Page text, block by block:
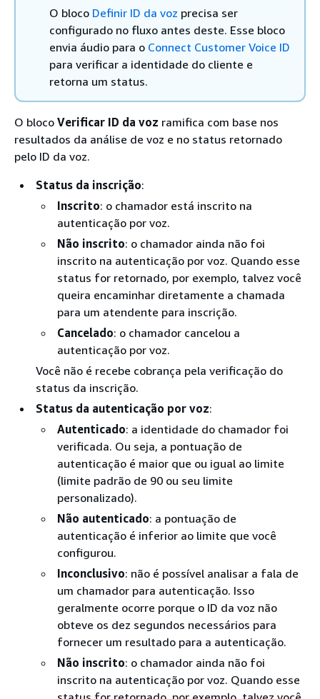
O bloco Definir ID da voz precisa ser
configurado no fluxo antes deste. Esse bloco
envia áudio para o Connect Customer Voice ID
para verificar a identidade do cliente e
retorna um status.
O bloco Verificar ID da voz ramifica com base nos
resultados da análise de voz e no status retornado
pelo ID da voz.
Status da inscrição:
Inscrito: o chamador está inscrito na
autenticação por voz.
Não inscrito: o chamador ainda não foi
inscrito na autenticação por voz. Quando esse
status for retornado, por exemplo, talvez você
queira encaminhar diretamente a chamada
para um atendente para inscrição.
Cancelado: o chamador cancelou a
autenticação por voz.
Você não é recebe cobrança pela verificação do
status da inscrição.
Status da autenticação por voz:
Autenticado: a identidade do chamador foi
verificada. Ou seja, a pontuação de
autenticação é maior que ou igual ao limite
(limite padrão de 90 ou seu limite
personalizado).
Não autenticado: a pontuação de
autenticação é inferior ao limite que você
configurou.
Inconclusivo: não é possível analisar a fala de
um chamador para autenticação. Isso
geralmente ocorre porque o ID da voz não
obteve os dez segundos necessários para
fornecer um resultado para a autenticação.
Não inscrito: o chamador ainda não foi
inscrito na autenticação por voz. Quando esse